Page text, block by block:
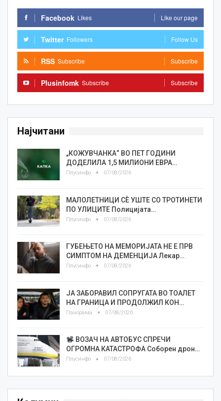
Facebook Likes Like our page
Twitter Followers Follow Us
RSS Subscribe Subscribe
Plusinfomk Subscribe Subscribe
Најчитани
„КОЖУВЧАНКА“ ВО ПЕТ ГОДИНИ
ДОДЕЛИЛА 1,5 МИЛИОНИ ЕВРА…
Плусинфо 07/08/2026
МАЛОЛЕТНИЦИ СÈ УШТЕ СО ТРОТИНЕТИ
ПО УЛИЦИТЕ Полицијата…
Плусинфо 07/08/2026
ГУБЕЊЕТО НА МЕМОРИЈАТА НЕ Е ПРВ
СИМПТОМ НА ДЕМЕНЦИЈА Лекар…
Плусинфо 07/08/2026
ЈА ЗАБОРАВИЛ СОПРУГАТА ВО ТОАЛЕТ
НА ГРАНИЦА И ПРОДОЛЖИЛ КОН…
Панорама 07/08/2026
ВОЗАЧ НА АВТОБУС СПРЕЧИ
ОГРОМНА КАТАСТРОФА Соборен дрон…
Плусинфо 07/08/2026